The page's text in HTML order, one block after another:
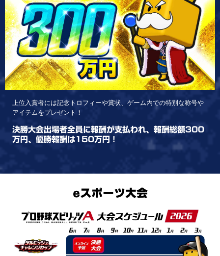
上位入賞者には記念トロフィーや賞状、ゲーム内での特別な称号や
アイテムをプレゼント！
決勝大会出場者全員に報酬が支払われ、報酬総額300
万円、優勝報酬は150万円！
eスポーツ大会